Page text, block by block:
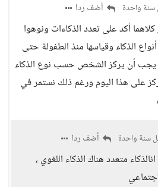
سنة واحدة أضف ردا
أكد على تعدد الذكاءات ونوهوا
الذكاء وقياسها منذ الطفولة حتى
أن يركز الشخص حسب نوع الذكاء
على هذا اليوم ورغم ذلك نستمر في
سنة واحدة أضف ردا
متعدد هناك الذكاء اللغوي ،